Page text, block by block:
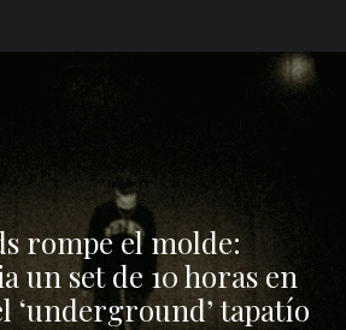
rompe el molde:
un set de 10 horas en
‘underground’ tapatío